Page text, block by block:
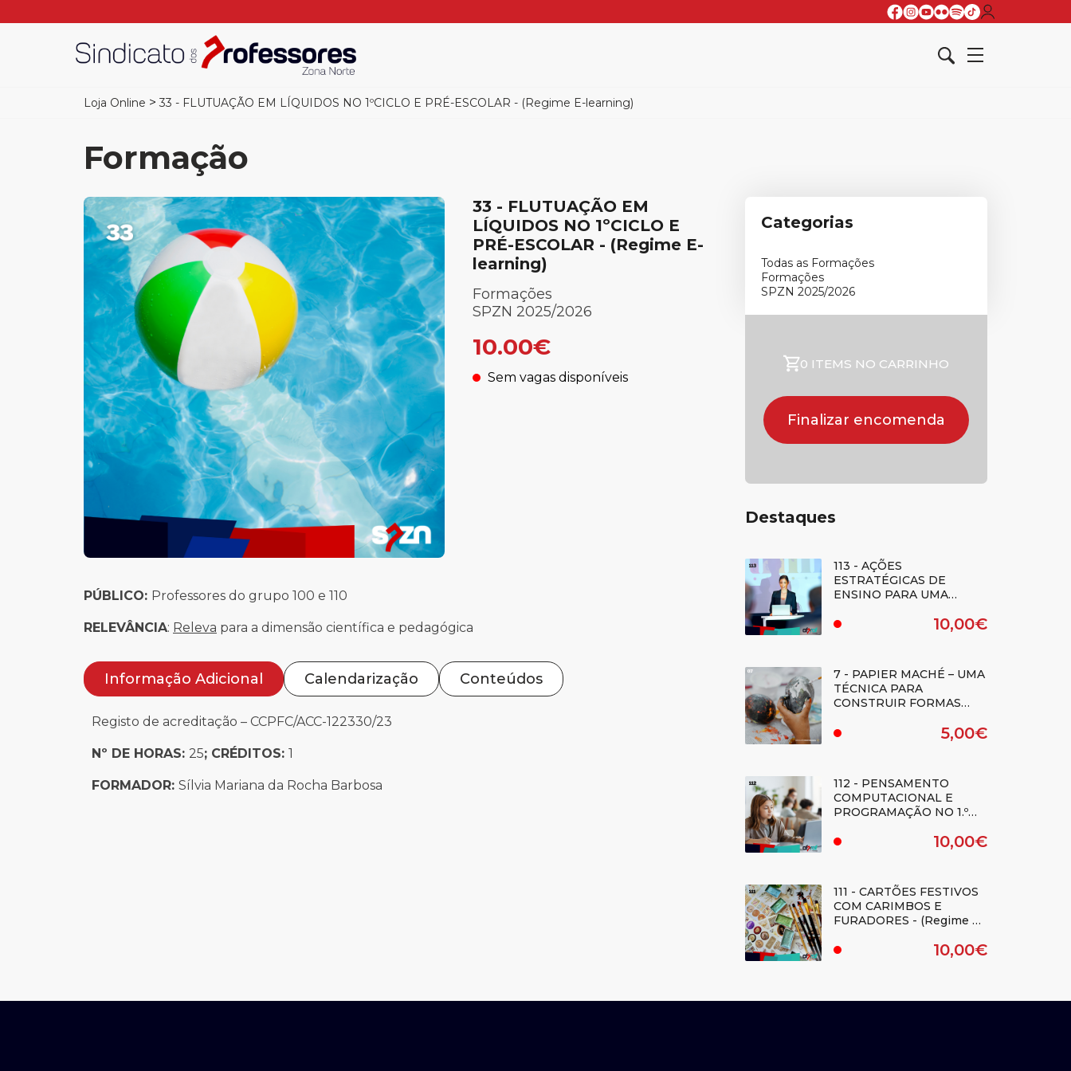
Loja Online >33 - FLUTUAÇÃO EM LÍQUIDOS NO 1ºCICLO E PRÉ-ESCOLAR - (Regime E-learning)
Formação
33 - FLUTUAÇÃO EM
LÍQUIDOS NO 1ºCICLO E
PRÉ-ESCOLAR - (Regime E-
learning)
Formações
SPZN 2025/2026
10.00€
. Sem vagas disponíveis
PÚBLICO: Professores do grupo 100 e 110
RELEVÂNCIA: Releva para a dimensão científica e pedagógica
Informação Adicional Calendarização Conteúdos
Registo de acreditação – CCPFC/ACC-122330/23
Nº DE HORAS: 25; CRÉDITOS: 1
FORMADOR: Sílvia Mariana da Rocha Barbosa
Categorias
Todas as Formações
Formações
SPZN 2025/2026
0 ITEMS NO CARRINHO
Finalizar encomenda
Destaques
113 - AÇÕES
ESTRATÉGICAS DE
ENSINO PARA UMA
DEMOCRÁTICA: QUADRO
(Regime E-learning)
. 10,00€
7 - PAPIER MACHÉ – UMA
TÉCNICA PARA
CONSTRUIR FORMAS
(REGIME E-LEARNING) -
. 5,00€
112 - PENSAMENTO
COMPUTACIONAL E
PROGRAMAÇÃO NO 1.º
BÁSICO - (Regime E-
. 10,00€
111 - CARTÕES FESTIVOS
COM CARIMBOS E
FURADORES - (Regime E-
. 10,00€